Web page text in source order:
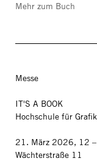
Mehr zum Buch
Messe
IT'S A BOOK
Hochschule für
21. März 2026, 12
Wächterstraße 11